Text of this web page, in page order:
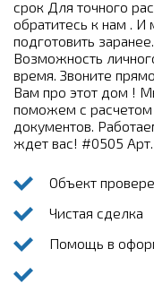
срок Для точного
обратитесь к нам .
подготовить
Возможность
время. Звоните
Вам про этот дом !
поможем с
документов.
ждет вас! #0505 Арт.
Объект
Чистая сделка
Помощь в